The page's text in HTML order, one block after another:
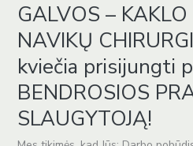
GALVOS –
NAVIKŲ
kviečia prisijungti
BENDROSIOS
SLAUGYTOJĄ!
GALVOS
KAKLO
IR
ODOS
NAVIKŲ
CHIRURGINIS
SKYRIUS